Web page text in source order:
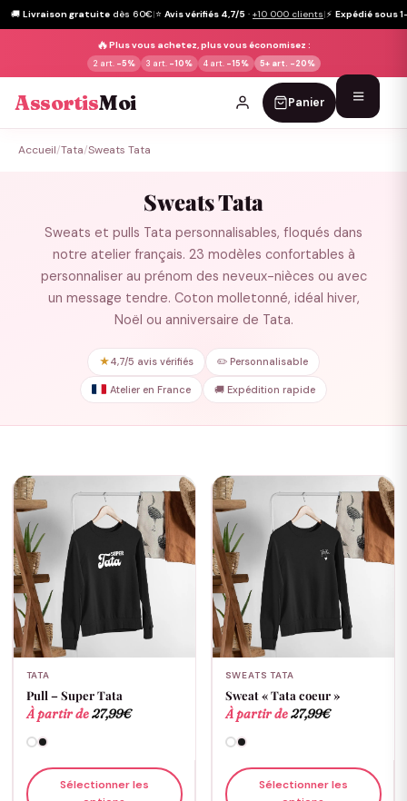
🚚 Livraison gratuite dès 60€|⭐ Avis vérifiés 4,7/5 · +10 000 clients|⚡ Expédié sous
🔥Plus vous achetez, plus vous économisez :
2 art. -5% 3 art. -10% 4 art. -15% 5+ art. -20%
AssortisMoi Panier
Accueil/Tata/Sweats Tata
Sweats Tata
Sweats et pulls Tata personnalisables, floqués dans
notre atelier français. 23 modèles confortables à
personnaliser au prénom des neveux-nièces ou avec
un message tendre. Coton molletonné, idéal hiver,
Noël ou anniversaire de Tata.
★4,7/5 avis vérifiés ✏️ Personnalisable
Atelier en France 🚚 Expédition rapide
TATA
Pull – Super Tata
À partir de27,99€
Sélectionner les
SWEATS TATA
Sweat « Tata coeur »
À partir de27,99€
Sélectionner les